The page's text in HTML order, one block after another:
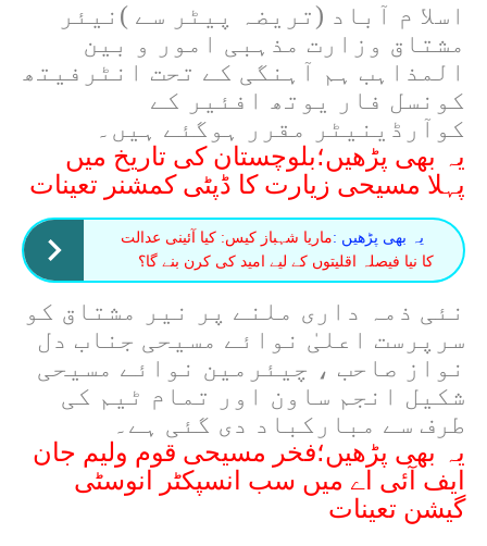
اسلا م آباد (تریضہ پیٹر سے )نیئر
مشتاق وزارت مذہبی امور و بین
المذاہب ہم آہنگی کے تحت انٹرفیتھ
کونسل فار یوتھ افئیر کے
کوآرڈینیٹر مقرر ہوگئے ہیں۔
یہ بھی پڑھیں؛بلوچستان کی تاریخ میں
پہلا مسیحی زیارت کا ڈپٹی کمشنر تعینات
یہ بھی پڑھیں :ماریا شہباز کیس: کیا آئینی عدالت
کا نیا فیصلہ اقلیتوں کے لیے امید کی کرن بنے گا؟
نئی ذمہ داری ملنے پر نیر مشتاق کو
سرپرست اعلیٰ نوائے مسیحی جناب دل
نواز صاحب ، چیئرمین نوائے مسیحی
شکیل انجم ساون اور تمام ٹیم کی
طرف سے مبارکباد دی گئی ہے۔
یہ بھی پڑھیں؛فخر مسیحی قوم ولیم جان
ایف آئی اے میں سب انسپکٹر انوسٹی
گیشن تعینات